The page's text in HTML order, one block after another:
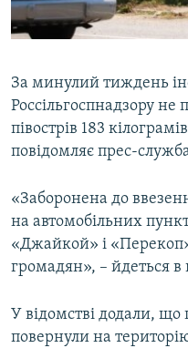
УКРАЇНСЬКА ПРОБЛЕМА
Qırımtatar
Усі сайти RFE/RL
За минулий тиждень
Россільгоспнадзору
півострів 183
повідомляє прес-
«Заборонена до
на автомобільних
«Джайкой» і
громадян», – йдеться в
У відомстві додали, що
повернули на